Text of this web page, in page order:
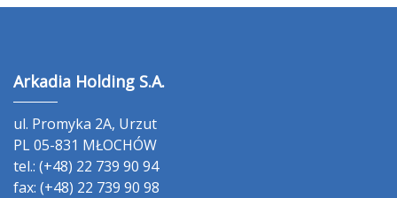
Arkadia Holding S.A.
ul. Promyka 2A, Urzut
PL 05-831 MŁOCHÓW
tel.: (+48) 22 739 90 94
fax: (+48) 22 739 90 98